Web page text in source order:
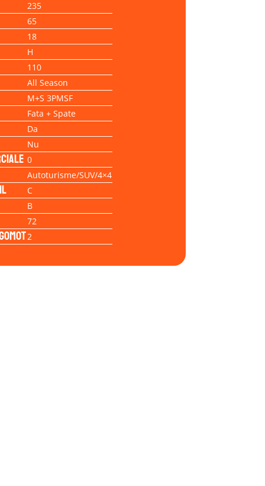
235
65
18
H
110
All Season
M+S 3PMSF
Fata + Spate
Da
Nu
0
Autoturisme/SUV/4×4
C
B
72
2